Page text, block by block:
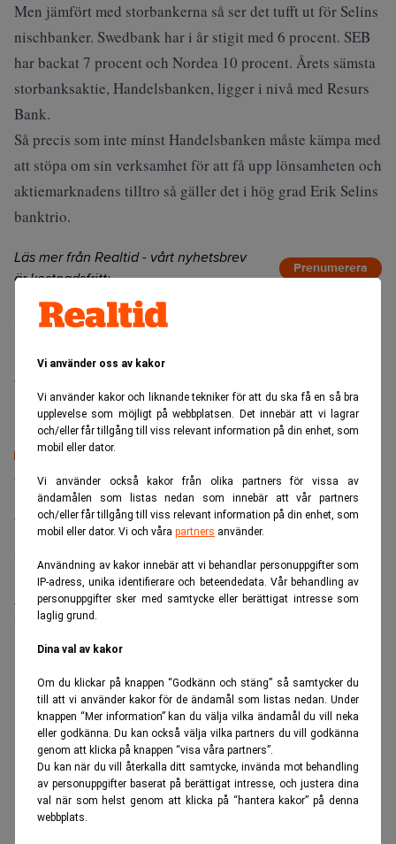
Vi använder oss av kakor
Vi använder kakor och liknande tekniker för att du ska få en så bra
upplevelse som möjligt på webbplatsen. Det innebär att vi lagrar
och/eller får tillgång till viss relevant information på din enhet, som
mobil eller dator.
Vi använder också kakor från olika partners för vissa av
ändamålen som listas nedan som innebär att vår partners
och/eller får tillgång till viss relevant information på din enhet, som
mobil eller dator. Vi och våra partners använder.
Användning av kakor innebär att vi behandlar personuppgifter som
IP-adress, unika identifierare och beteendedata. Vår behandling av
personuppgifter sker med samtycke eller berättigat intresse som
laglig grund.
Dina val av kakor
Om du klickar på knappen “Godkänn och stäng” så samtycker du
till att vi använder kakor för de ändamål som listas nedan. Under
knappen “Mer information” kan du välja vilka ändamål du vill neka
eller godkänna. Du kan också välja vilka partners du vill godkänna
genom att klicka på knappen “visa våra partners”.
Du kan när du vill återkalla ditt samtycke, invända mot behandling
av personuppgifter baserat på berättigat intresse, och justera dina
val när som helst genom att klicka på “hantera kakor” på denna
webbplats.
Men jämfört med storbankerna så ser det tufft ut för Selins
nischbanker. Swedbank har i år stigit med 6 procent. SEB
har backat 7 procent och Nordea 10 procent. Årets sämsta
storbanksaktie, Handelsbanken, ligger i nivå med Resurs
Bank.
Så precis som inte minst Handelsbanken måste kämpa med
att stöpa om sin verksamhet för att få upp lönsamheten och
aktiemarknadens tilltro så gäller det i hög grad Erik Selins
banktrio.
Läs mer från Realtid - vårt nyhetsbrev
är kostnadsfritt:
Prenumerera
Collector Bank Erik Selin
Torbjörn Isacson
Senaste lediga jobben
Bolagsjurist till Eltel AB
Placering:Bromma, Stockholm
Sista ansökningsdag:
21/08/2026
Medarbetare inom Intern styrning och kontroll till Alecta
Sista ansökningsdag: